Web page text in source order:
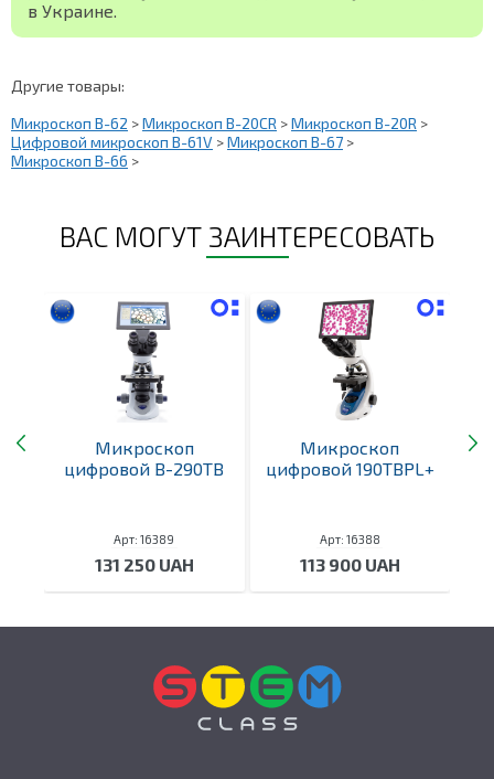
в Украине.
Другие товары:
Микроскоп B-62 >Микроскоп B-20СR >Микроскоп B-20R >
Цифровой микроскоп В-61V >Микроскоп В-67 >
Микроскоп В-66 >
ВАС МОГУТ ЗАИНТЕРЕСОВАТЬ
Микроскоп
цифровой B-290TB
Арт: 16389
131 250 UAH
Микроскоп
цифровой 190TBPL+
Арт: 16388
113 900 UAH